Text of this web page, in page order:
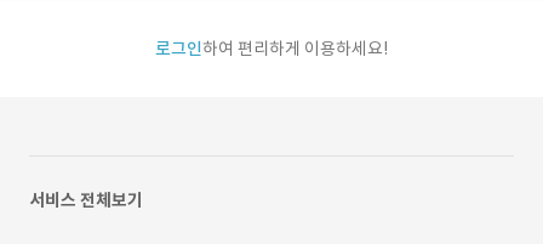
로그인하여 편리하게 이용하세요!
서비스 전체보기